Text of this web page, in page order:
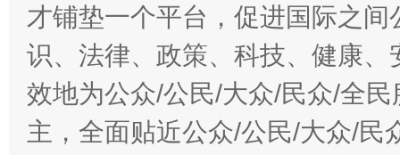
才铺垫一个平台，促进国际之
识、法律、政策、科技、健康
效地为公众/公民/大众/民众/全
主，全面贴近公众/公民/大众/民